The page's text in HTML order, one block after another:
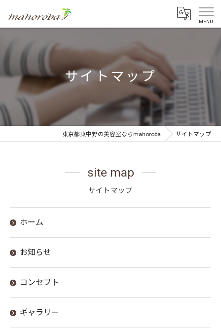
サイトマップ
東京都東中野の美容室ならmahoroba サイトマップ
サイトマップ
site map
ホーム
お知らせ
コンセプト
ギャラリー